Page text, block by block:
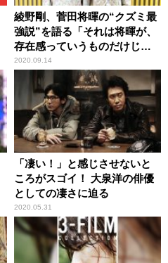
綾野剛、菅田将暉の“クズミ最
強説”を語る「それは将暉が、
存在感っていうものだけじゃ
ない……」
2020.09.14
「凄い！」と感じさせないと
ころがスゴイ！ 大泉洋の俳優
としての凄さに迫る
2020.05.31